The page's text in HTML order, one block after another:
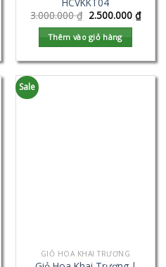
3.000.000₫ 2.500.000 ₫
Thêm vào giỏ hàng
Sale
GIỎ HOA KHAI TRƯƠNG